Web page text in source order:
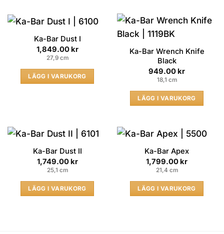
Ka-Bar Dust I
1,849.00 kr
27,9 cm
LÄGG I VARUKORG
Ka-Bar Wrench Knife
Black
949.00 kr
18,1 cm
LÄGG I VARUKORG
Ka-Bar Dust II
1,749.00 kr
25,1 cm
LÄGG I VARUKORG
Ka-Bar Apex
1,799.00 kr
21,4 cm
LÄGG I VARUKORG